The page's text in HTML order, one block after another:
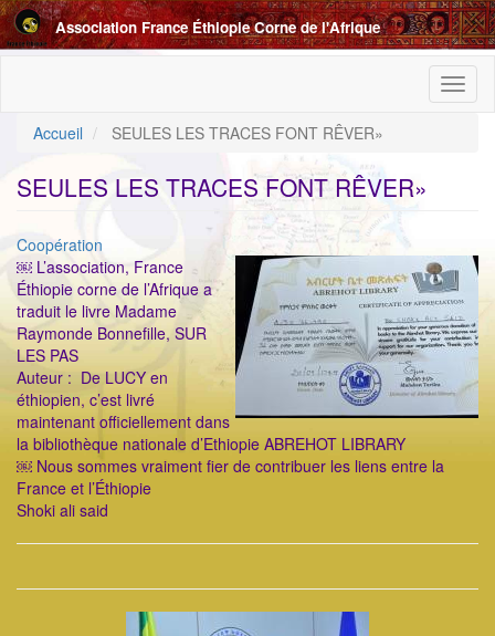
Aller
au
contenu
Association France Éthiopie Corne de l'Afrique
Accueil
SEULES LES TRACES FONT RÊVER»
SEULES LES TRACES FONT RÊVER»
Catégorie
Coopération
ImageenAvant
￼ L’association, France
Éthiopie corne de l’Afrique a
traduit le livre Madame
Raymonde Bonnefille, SUR
LES PAS
Auteur : De LUCY en
éthiopien, c’est livré
maintenant officiellement dans
la bibliothèque nationale d’Ethiopie ABREHOT LIBRARY
￼ Nous sommes vraiment fier de contribuer les liens entre la
France et l’Éthiopie
Shoki ali said